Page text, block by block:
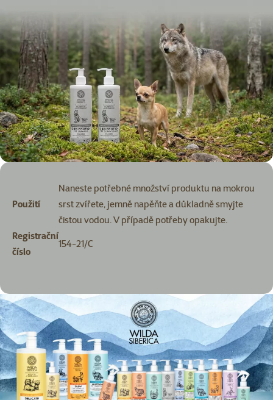
Použití
Naneste potřebné množství produktu na mokrou
srst zvířete, jemně napěňte a důkladně smyjte
čistou vodou. V případě potřeby opakujte.
Registrační
číslo
154-21/C